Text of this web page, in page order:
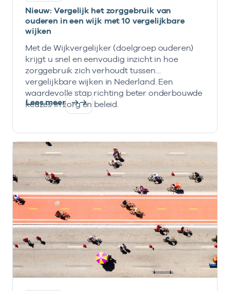
Nieuw: Vergelijk het zorggebruik van
ouderen in een wijk met 10 vergelijkbare
wijken
Met de Wijkvergelijker (doelgroep ouderen)
krijgt u snel en eenvoudig inzicht in hoe
zorggebruik zich verhoudt tussen
vergelijkbare wijken in Nederland. Een
waardevolle stap richting beter onderbouwde
keuzes in zorg en beleid.
Lees meer